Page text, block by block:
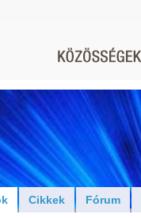
Cikkek Fórum